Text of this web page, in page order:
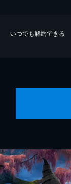
いつでも解約できる